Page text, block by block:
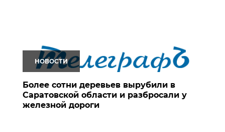
НОВОСТИ
Более сотни деревьев вырубили в
Саратовской области и разбросали у
железной дороги